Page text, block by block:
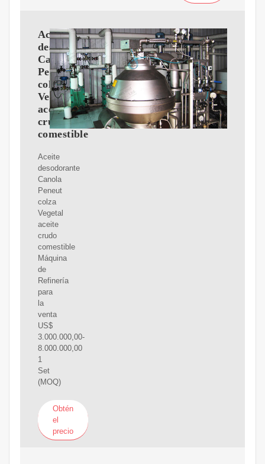
Aceite
desodorante
Canola
Peneut
colza
Vegetal
aceite
crudo
comestible
Aceite
desodorante
Canola
Peneut
colza
Vegetal
aceite
crudo
comestible
Máquina
de
Refinería
para
la
venta
US$
3.000.000,00-
8.000.000,00
1
Set
(MOQ)
Obtén
el
precio